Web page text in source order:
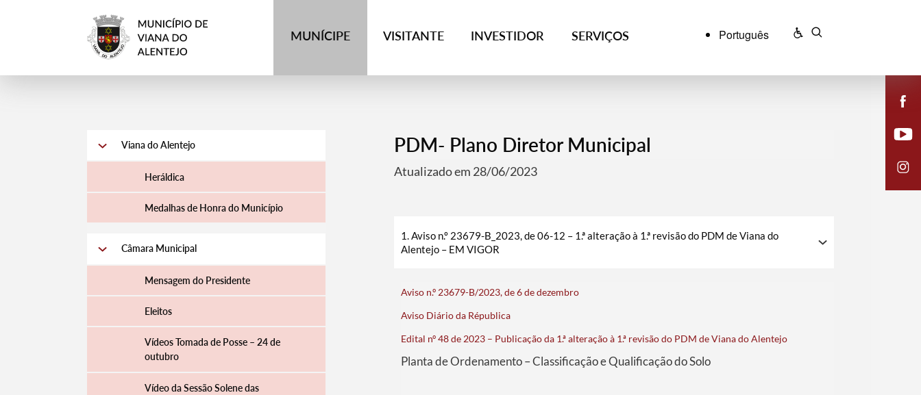
MUNÍCIPE VISITANTE INVESTIDOR SERVIÇOS Português
Viana do Alentejo
Heráldica
Medalhas de Honra do Município
Câmara Municipal
Mensagem do Presidente
Eleitos
Vídeos Tomada de Posse – 24 de
outubro
Vídeo da Sessão Solene das
PDM- Plano Diretor Municipal
Atualizado em 28/06/2023
1. Aviso n.º 23679-B_2023, de 06-12 – 1.ª alteração à 1.ª revisão do PDM de Viana do
Alentejo – EM VIGOR
Aviso n.º 23679-B/2023, de 6 de dezembro
Aviso Diário da Républica
Edital nº 48 de 2023 – Publicação da 1.ª alteração à 1.ª revisão do PDM de Viana do Alentejo
Planta de Ordenamento – Classificação e Qualificação do Solo